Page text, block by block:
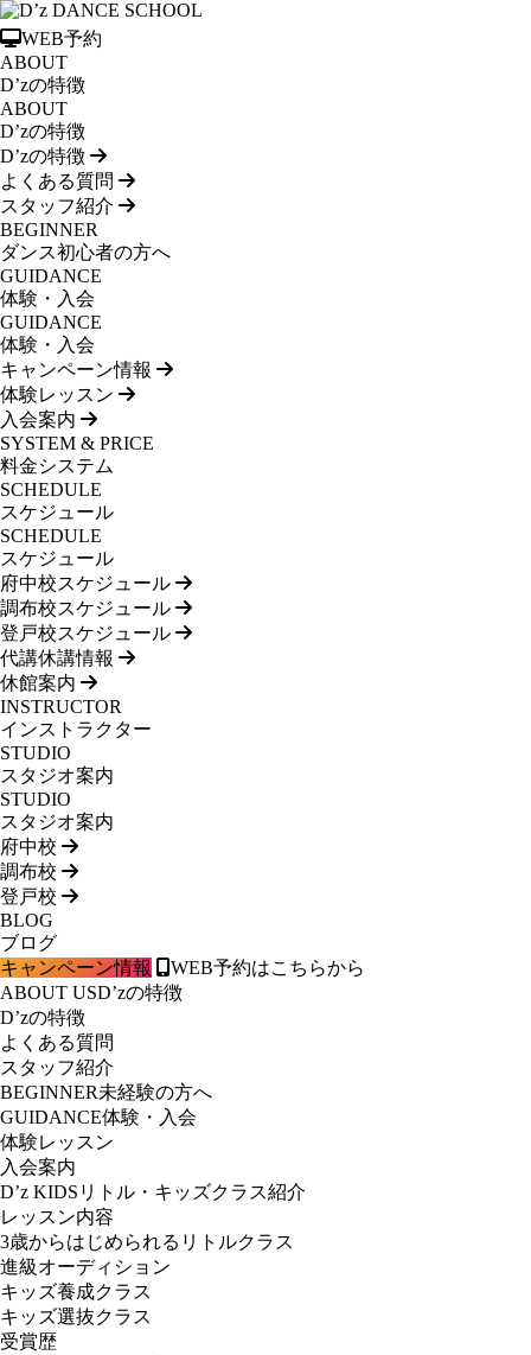
WEB予約
ABOUT
D’zの特徴
ABOUT
D’zの特徴
D’zの特徴
よくある質問
スタッフ紹介
BEGINNER
ダンス初心者の方へ
GUIDANCE
体験・入会
GUIDANCE
体験・入会
キャンペーン情報
体験レッスン
入会案内
SYSTEM & PRICE
料金システム
SCHEDULE
スケジュール
SCHEDULE
スケジュール
府中校スケジュール
調布校スケジュール
登戸校スケジュール
代講休講情報
休館案内
INSTRUCTOR
インストラクター
STUDIO
スタジオ案内
STUDIO
スタジオ案内
府中校
調布校
登戸校
BLOG
ブログ
キャンペーン情報
WEB予約はこちらから
ABOUT USD’zの特徴
D’zの特徴
よくある質問
スタッフ紹介
BEGINNER未経験の方へ
GUIDANCE体験・入会
体験レッスン
入会案内
D’z KIDS リトル・キッズクラス紹介
レッスン内容
3歳からはじめられるリトルクラス
進級オーディション
キッズ養成クラス
キッズ選抜クラス
受賞歴